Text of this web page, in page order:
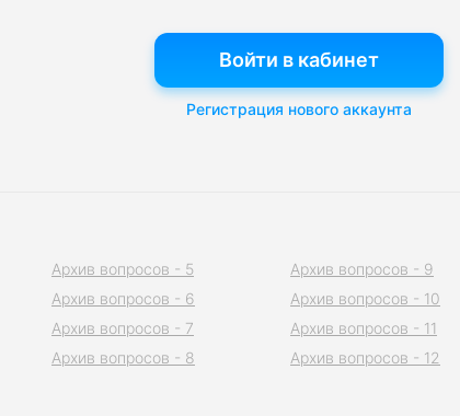
Войти в кабинет
Регистрация нового аккаунта
Архив вопросов - 5
Архив вопросов - 6
Архив вопросов - 7
Архив вопросов - 8
Архив вопросов - 9
Архив вопросов - 10
Архив вопросов - 11
Архив вопросов - 12